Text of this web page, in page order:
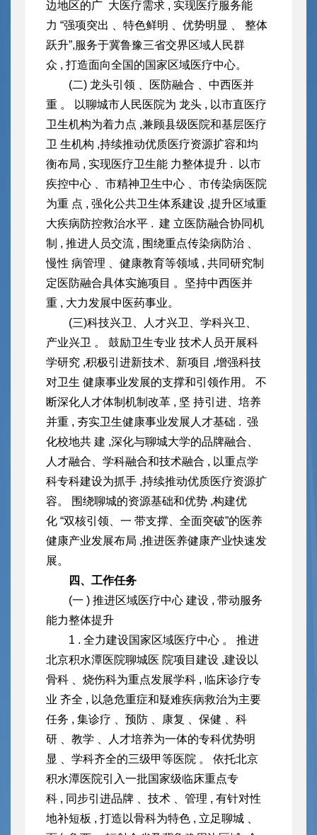
边地区的广 大医疗需求 , 实现医疗服务能
力 “强项突出 、特色鲜明 、优势明显 、 整体
跃升”,服务于冀鲁豫三省交界区域人民群
众 , 打造面向全国的国家区域医疗中心。
(二) 龙头引领 、医防融合 、中西医并
重 。 以聊城市人民医院为 龙头 , 以市直医疗
卫生机构为着力点 ,兼顾县级医院和基层医疗
卫 生机构 ,持续推动优质医疗资源扩容和均
衡布局 , 实现医疗卫生能 力整体提升 . 以市
疾控中心 、市精神卫生中心 、市传染病医院
为重 点 , 强化公共卫生体系建设 ,提升区域重
大疾病防控救治水平 . 建 立医防融合协同机
制 , 推进人员交流 , 围绕重点传染病防治 、
慢性 病管理 、健康教育等领域 , 共同研究制
定医防融合具体实施项目 。 坚持中西医并
重 , 大力发展中医药事业。
(三)科技兴卫、人才兴卫、学科兴卫、
产业兴卫 。 鼓励卫生专业 技术人员开展科
学研究 ,积极引进新技术、新项目 ,增强科技
对卫生 健康事业发展的支撑和引领作用。 不
断深化人才体制机制改革 , 坚 持引进、培养
并重 , 夯实卫生健康事业发展人才基础 . 强
化校地共 建 ,深化与聊城大学的品牌融合、
人才融合、学科融合和技术融合 , 以重点学
科专科建设为抓手 ,持续推动优质医疗资源扩
容。 围绕聊城的资源基础和优势 ,构建优
化 “双核引领、一 带支撑、全面突破”的医养
健康产业发展布局 ,推进医养健康产业快速发
展。
四、工作任务
(一 ) 推进区域医疗中心 建设 , 带动服务
能力整体提升
1 . 全力建设国家区域医疗中心 。 推进
北京积水潭医院聊城医 院项目建设 ,建设以
骨科 、烧伤科为重点发展学科 , 临床诊疗专
业 齐全 , 以急危重症和疑难疾病救治为主要
任务 , 集诊疗 、预防 、康复 、保健 、科
研 、教学 、人才培养为一体的专科优势明
显 、学科齐全的三级甲等医院 。 依托北京
积水潭医院引入一批国家级临床重点专
科 , 同步引进品牌 、技术 、管理 , 有针对性
地补短板 , 打造以骨科为特色 , 立足聊城 、